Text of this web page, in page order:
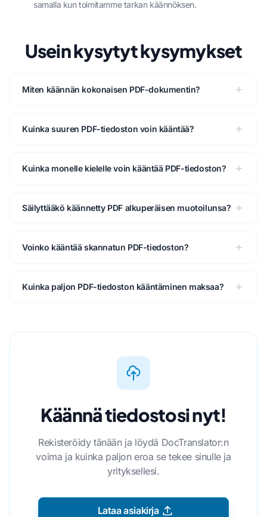
samalla kun toimitamme tarkan käännöksen.
Usein kysytyt kysymykset
Miten käännän kokonaisen PDF-dokumentin?
Kuinka suuren PDF-tiedoston voin kääntää?
Kuinka monelle kielelle voin kääntää PDF-tiedoston?
Säilyttääkö käännetty PDF alkuperäisen muotoilunsa?
Voinko kääntää skannatun PDF-tiedoston?
Kuinka paljon PDF-tiedoston kääntäminen maksaa?
Käännä tiedostosi nyt!
Rekisteröidy tänään ja löydä DocTranslator:n
voima ja kuinka paljon eroa se tekee sinulle ja
yrityksellesi.
Lataa asiakirja